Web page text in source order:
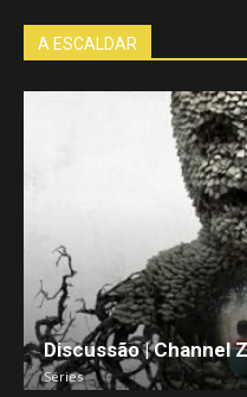
A ESCALDAR
Discussão | Channel
Séries